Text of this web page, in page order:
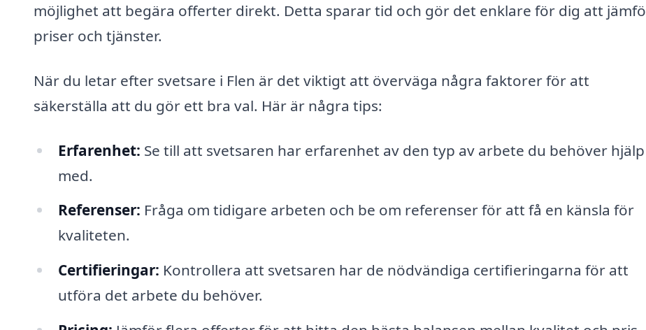
möjlighet att begära offerter direkt. Detta sparar tid och gör det enklare för dig att
priser och tjänster.
När du letar efter svetsare i Flen är det viktigt att överväga några faktorer för att
säkerställa att du gör ett bra val. Här är några tips:
Erfarenhet: Se till att svetsaren har erfarenhet av den typ av arbete du behöver hjälp
med.
Referenser: Fråga om tidigare arbeten och be om referenser för att få en känsla för
kvaliteten.
Certifieringar: Kontrollera att svetsaren har de nödvändiga certifieringarna för att
utföra det arbete du behöver.